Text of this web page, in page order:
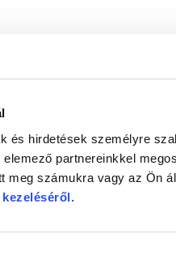
és hirdetések személyre
partnereinkkel
meg számukra vagy az Ön
.